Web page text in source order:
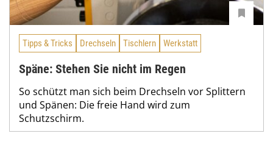
Tipps & Tricks Drechseln Tischlern Werkstatt
Späne: Stehen Sie nicht im Regen
So schützt man sich beim Drechseln vor Splittern
und Spänen: Die freie Hand wird zum
Schutzschirm.